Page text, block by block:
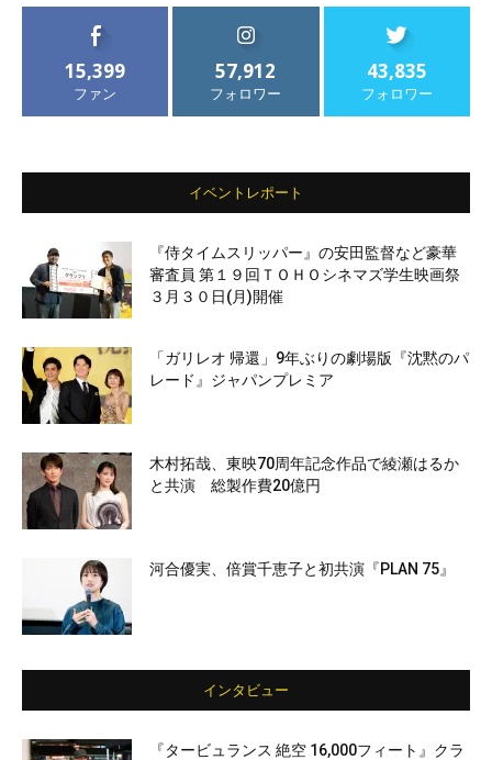
15,399
ファン
57,912
フォロワー
43,835
フォロワー
イベントレポート
『侍タイムスリッパー』の安田監督など豪華
審査員 第１９回ＴＯＨＯシネマズ学生映画祭
３月３０日(月)開催
「ガリレオ 帰還」9年ぶりの劇場版『沈黙のパ
レード』ジャパンプレミア
木村拓哉、東映70周年記念作品で綾瀬はるか
と共演 総製作費20億円
河合優実、倍賞千恵子と初共演『PLAN 75』
インタビュー
『タービュランス 絶空 16,000フィート』クラ